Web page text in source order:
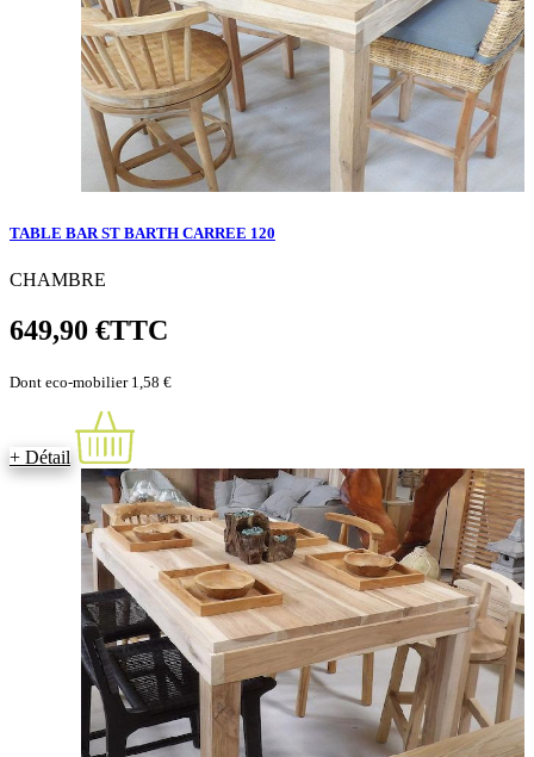
TABLE BAR ST BARTH CARREE 120
CHAMBRE
649,90 €TTC
Dont eco-mobilier 1,58 €
+ Détail